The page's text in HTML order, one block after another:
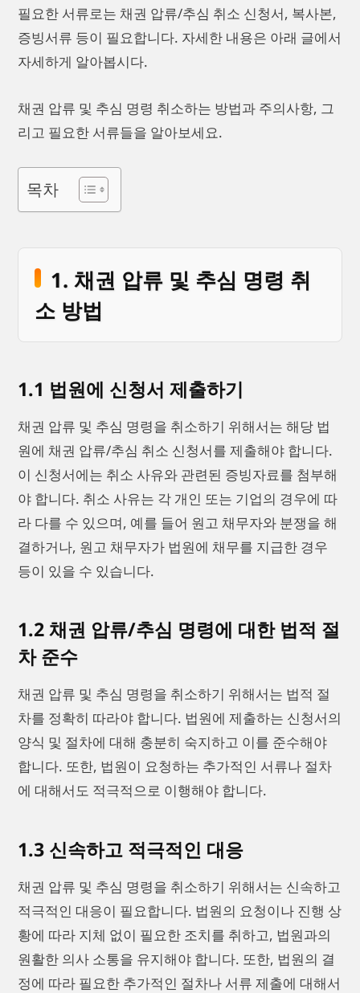
필요한 서류로는 채권 압류/추심 취소 신청서, 복사본,
증빙서류 등이 필요합니다. 자세한 내용은 아래 글에서
자세하게 알아봅시다.
채권 압류 및 추심 명령 취소하는 방법과 주의사항, 그
리고 필요한 서류들을 알아보세요.
목차
1. 채권 압류 및 추심 명령 취
소 방법
1.1 법원에 신청서 제출하기
채권 압류 및 추심 명령을 취소하기 위해서는 해당 법
원에 채권 압류/추심 취소 신청서를 제출해야 합니다.
이 신청서에는 취소 사유와 관련된 증빙자료를 첨부해
야 합니다. 취소 사유는 각 개인 또는 기업의 경우에 따
라 다를 수 있으며, 예를 들어 원고 채무자와 분쟁을 해
결하거나, 원고 채무자가 법원에 채무를 지급한 경우
등이 있을 수 있습니다.
1.2 채권 압류/추심 명령에 대한 법적 절
차 준수
채권 압류 및 추심 명령을 취소하기 위해서는 법적 절
차를 정확히 따라야 합니다. 법원에 제출하는 신청서의
양식 및 절차에 대해 충분히 숙지하고 이를 준수해야
합니다. 또한, 법원이 요청하는 추가적인 서류나 절차
에 대해서도 적극적으로 이행해야 합니다.
1.3 신속하고 적극적인 대응
채권 압류 및 추심 명령을 취소하기 위해서는 신속하고
적극적인 대응이 필요합니다. 법원의 요청이나 진행 상
황에 따라 지체 없이 필요한 조치를 취하고, 법원과의
원활한 의사 소통을 유지해야 합니다. 또한, 법원의 결
정에 따라 필요한 추가적인 절차나 서류 제출에 대해서